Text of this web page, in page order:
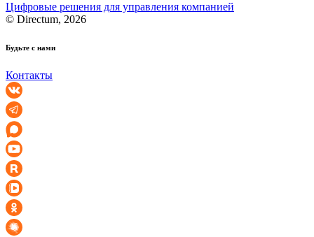
Цифровые решения для управления компанией
© Directum, 2026
Будьте с нами
Контакты